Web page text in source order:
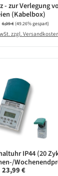
- zur Verlegung
(Kabelbox)
Regulärer Preis:
6,09 €(49.26% gespart)
zzgl.
IP44 (20
Regulärer Preis:
23,99 €